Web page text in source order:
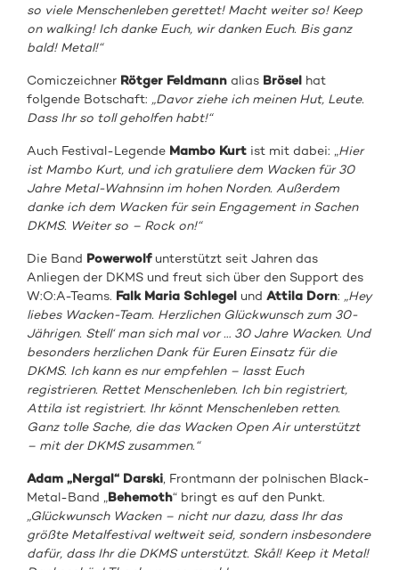
so viele Menschenleben gerettet! Macht weiter so! Keep
on walking! Ich danke Euch, wir danken Euch. Bis ganz
bald! Metal!“
Comiczeichner Rötger Feldmann alias Brösel hat
folgende Botschaft: „Davor ziehe ich meinen Hut, Leute.
Dass Ihrso toll geholfen habt!“
Auch Festival-Legende Mambo Kurt ist mit dabei: „Hier
ist Mambo Kurt, und ich gratuliere dem Wacken für 30
Jahre Metal-Wahnsinn im hohen Norden. Außerdem
danke ich dem Wacken für sein Engagement in Sachen
DKMS. Weiter so – Rock on!“
Die Band Powerwolfunterstützt seit Jahren das
Anliegen der DKMS und freut sich über den Support des
W:O:A-Teams. Falk Maria Schlegel undAttila Dorn: „Hey
liebes Wacken-Team. Herzlichen Glückwunsch zum 30-
Jährigen. Stell‘ man sich mal vor … 30 Jahre Wacken. Und
besonders herzlichen Dank für Euren Einsatz für die
DKMS. Ich kann es nur empfehlen – lasst Euch
registrieren. Rettet Menschenleben. Ich bin registriert,
Attila ist registriert. Ihr könnt Menschenleben retten.
Ganz tolle Sache, die das Wacken Open Air unterstützt
– mit der DKMS zusammen.“
Adam „Nergal“ Darski, Frontmann der polnischen Black-
Metal-Band „Behemoth“ bringt es auf den Punkt.
„Glückwunsch Wacken – nicht nur dazu, dass Ihr das
größte Metalfestival weltweit seid, sondern insbesondere
dafür, dass Ihr die DKMS unterstützt. Skål! Keep it Metal!